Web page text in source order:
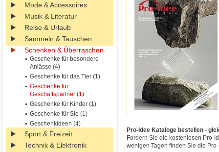
Mode & Accessoires
Musik & Literatur
Reise & Urlaub
Sammeln & Tauschen
Schenken & Überraschen
Geschenke für besondere
Anlässe (4)
Geschenke für das Tier (1)
Geschenke für
Geschäftspartner (1)
Geschenke für Kinder (1)
Geschenke für Sie (1)
Geschenkideen (4)
Sport & Freizeit
Technik & Elektronik
Pro-Idee Kataloge bestellen -
Fordern Sie die kostenlosen Pro-
wenigen Tagen finden Sie die